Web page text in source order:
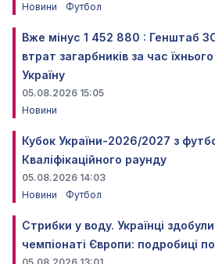
Новини
Футбол
Вже мінус 1 452 880 : Генштаб
втрат загарбників за час
Україну
05.08.2026 15:05
Новини
Кубок України-2026/2027 з
Кваліфікаційного раунду
05.08.2026 14:03
Новини
Футбол
Стрибки у воду. Українці
чемпіонаті Європи: подробиці